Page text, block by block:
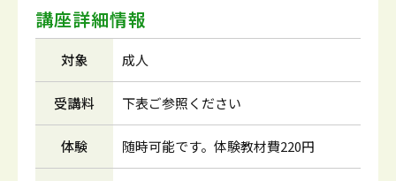
講座詳細情報
対象 成人
受講料 下表ご参照ください
体験 随時可能です。体験教材費220円